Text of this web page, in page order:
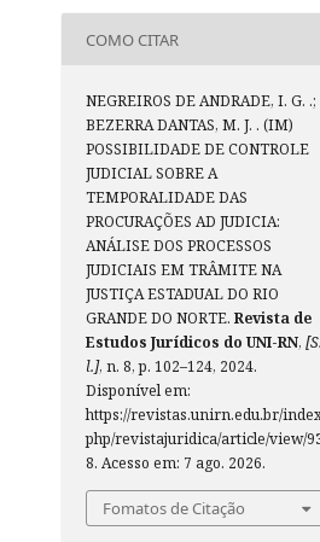
COMO CITAR
NEGREIROS DE ANDRADE, I. G. .;
BEZERRA DANTAS, M. J. . (IM)
POSSIBILIDADE DE CONTROLE
JUDICIAL SOBRE A
TEMPORALIDADE DAS
PROCURAÇÕES AD JUDICIA:
ANÁLISE DOS PROCESSOS
JUDICIAIS EM TRÂMITE NA
JUSTIÇA ESTADUAL DO RIO
GRANDE DO NORTE. Revista de
Estudos Jurídicos do UNI-RN, [S.
l.], n. 8, p. 102–124, 2024.
Disponível em:
https://revistas.unirn.edu.br/
php/revistajuridica/article/view/
8. Acesso em: 7 ago. 2026.
Fomatos de Citação